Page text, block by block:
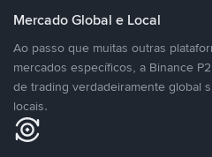
Mercado Global e Local
Ao passo que muitas outras
mercados específicos, a Binance
de trading verdadeiramente global
locais.